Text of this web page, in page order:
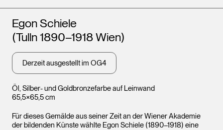
Öl, Silber- und Goldbronzefarbe auf Leinwand
65,5×65,5 cm
Künstler*innen
Egon Schiele
(Tulln 1890–1918 Wien)
Derzeit ausgestellt im OG4
Für dieses Gemälde aus seiner Zeit an der Wiener Akademie
der bildenden Künste wählte Egon Schiele (1890–1918) eine